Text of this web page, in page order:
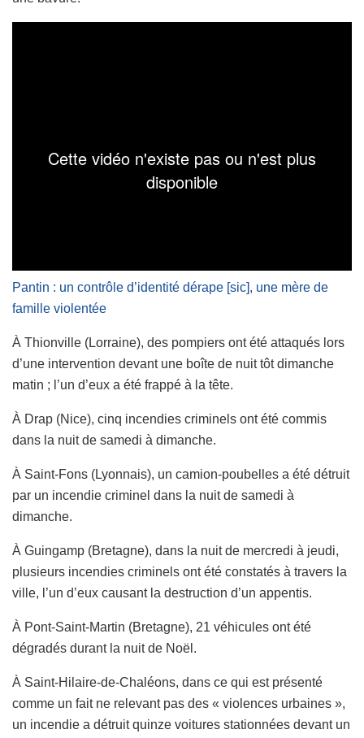
Pantin : un contrôle d’identité dérape [sic], une mère de
famille violentée
À Thionville (Lorraine), des pompiers ont été attaqués lors
d’une intervention devant une boîte de nuit tôt dimanche
matin ; l’un d’eux a été frappé à la tête.
À Drap (Nice), cinq incendies criminels ont été commis
dans la nuit de samedi à dimanche.
À Saint-Fons (Lyonnais), un camion-poubelles a été détruit
par un incendie criminel dans la nuit de samedi à
dimanche.
À Guingamp (Bretagne), dans la nuit de mercredi à jeudi,
plusieurs incendies criminels ont été constatés à travers la
ville, l’un d’eux causant la destruction d’un appentis.
À Pont-Saint-Martin (Bretagne), 21 véhicules ont été
dégradés durant la nuit de Noël.
À Saint-Hilaire-de-Chaléons, dans ce qui est présenté
comme un fait ne relevant pas des « violences urbaines »,
un incendie a détruit quinze voitures stationnées devant un